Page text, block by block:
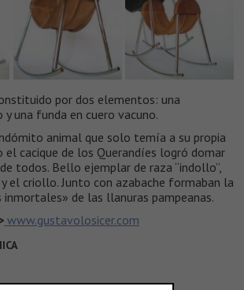
por dos elementos: una
una funda en cuero vacuno.
animal que solo temía a su propia
el cacique de los Querandíes logró domar
todos. Bello ejemplar de raza “indollo”,
el criollo. Junto con azabache formaban la
inmortales» de las llanuras pampeanas.
www.gustavolosicer.com